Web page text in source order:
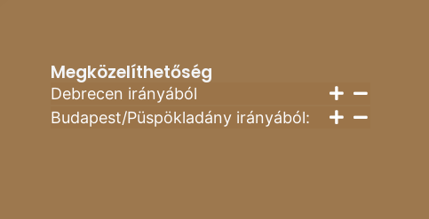
Megközelíthetőség
Debrecen irányából
Budapest/Püspökladány irányából: